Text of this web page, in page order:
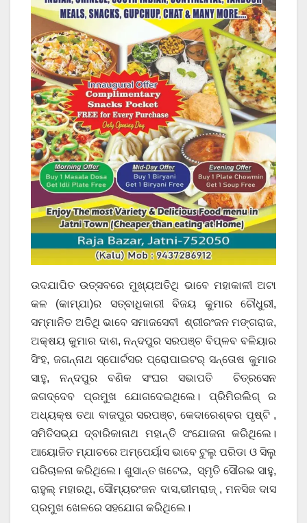
ଉଦଯାପିତ ଉତ୍ସବରେ ମୁଖ୍ୟଅତିଥି ଭାବେ ମହାକାଳୀ ଅଟା
କଳ (କାମ୍ଯା)ର ସତ୍ବାଧିକାରୀ ବିଜୟ କୁମାର ଚୌଧୁରୀ,
ସମ୍ମାନିତ ଅତିଥି ଭାବେ ସମାଜସେବୀ ଶ୍ରୀରଂଜନ ମଙ୍ଗରାଜ,
ଅକ୍ଷୟ କୁମାର ଦାଶ, ନନ୍ଦପୁର ସରପଞ୍ଚ ବିପ୍ଳବ ବଳିୟାର
ସିଂହ, ଜଗନ୍ନାଥ ସ୍ପୋର୍ଟସର ପ୍ରୋପାଇଟର୍ ସନ୍ତୋଷ କୁମାର
ସାହୁ, ନନ୍ଦପୁର ବଣିକ ସଂଘର ସଭାପତି ଚିତ୍ରସେନ
ଜଗଦ୍ଦେବ ପ୍ରମୁଖ ଯୋଗଦେଇଥିଲେ। ପ୍ରିମିରଲିଗ୍ ର
ଅଧ୍ୟକ୍ଷ ତଥା ବାଜପୁର ସରପଞ୍ଚ, କେଦାରେଶ୍ବର ପୃଷ୍ଟି ,
ସମିତିସଭ୍ଯ ଦ୍ବାରିକାନାଥ ମହାନ୍ତି ସଂଯୋଜନା କରିଥିଲେ।
ଆୟୋଜିତ ମ୍ଯାଚରେ ଅମ୍ପେର୍ୟାସ ଭାବେ ଟୁଲୁ ପରିଡା ଓ ସିଲୁ
ପରିଚାଳନା କରିଥିଲେ। ଶୁସାନ୍ତ ଖଟେଇ, ସ୍ମୃତି ସୌରଭ ସାହୁ,
ରାହୁଲ୍ ମହାରଥି, ସୌମ୍ୟରଂଜନ ଦାସ,ଭୀମରାଜ୍ , ମନସିଜ ଦାସ
ପ୍ରମୁଖ ଖେଳରେ ସହଯୋଗ କରିଥିଲେ।